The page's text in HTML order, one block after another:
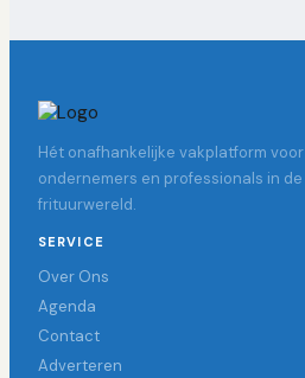
Hét onafhankelijke vakplatform voor
ondernemers en professionals in de
frituurwereld.
SERVICE
Over Ons
Agenda
Contact
Adverteren